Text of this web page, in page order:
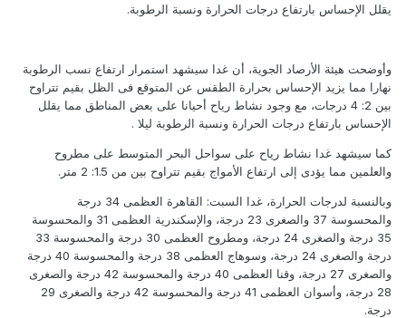
يقلل الإحساس بارتفاع درجات الحرارة ونسبة الرطوبة.
وأوضحت هيئة الأرصاد الجوية، أن غدا سيشهد استمرار ارتفاع نسب الرطوبة
نهارا مما يزيد الإحساس بحرارة الطقس عن المتوقع فى الظل بقيم تتراوح
بين 2: 4 درجات، مع وجود نشاط رياح أحيانا على بعض المناطق مما يقلل
الإحساس بارتفاع درجات الحرارة ونسبة الرطوبة ليلا .
كما سيشهد غدا نشاط رياح على سواحل البحر المتوسط على مطروح
والعلمين مما يؤدى إلى ارتفاع الأمواج بقيم تتراوح بين من 1.5: 2 متر.
وبالنسبة لدرجات الحرارة، غدا السبت: القاهرة العظمى 34 درجة
والمحسوسة 37 والصغرى 23 درجة، والإسكندرية العظمى 31 والمحسوسة
35 درجة والصغرى 24 درجة، ومطروح العظمى 30 درجة والمحسوسة 33
درجة والصغرى 24 درجة، وسوهاج العظمى 38 درجة والمحسوسة 40 درجة
والصغرى 27 درجة، وقنا العظمى 40 درجة والمحسوسة 42 درجة والصغرى
28 درجة، وأسوان العظمى 41 درجة والمحسوسة 42 درجة والصغرى 29
درجة.